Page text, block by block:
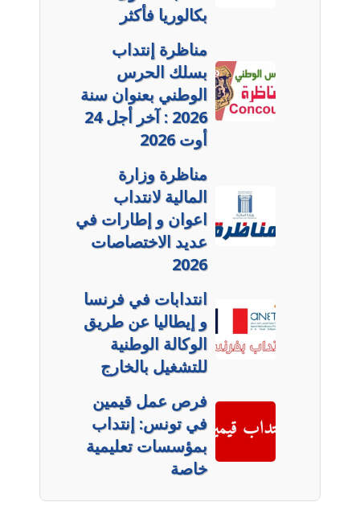
بكالوريا فأكثر
مناظرة إنتداب
بسلك الحرس
الوطني بعنوان سنة
2026 : آخر أجل 24
أوت 2026
مناظرة وزارة
المالية لانتداب
اعوان و إطارات في
عديد الاختصاصات
2026
انتدابات في فرنسا
و إيطاليا عن طريق
الوكالة الوطنية
للتشغيل بالخارج
فرص عمل قيمين
في تونس: إنتداب
بمؤسسات تعليمية
خاصة